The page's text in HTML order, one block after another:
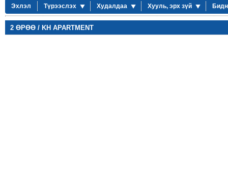
Эхлэл Түрээслэх Худалдаа Хууль, эрх зүй
2 ӨРӨӨ / KH APARTMENT